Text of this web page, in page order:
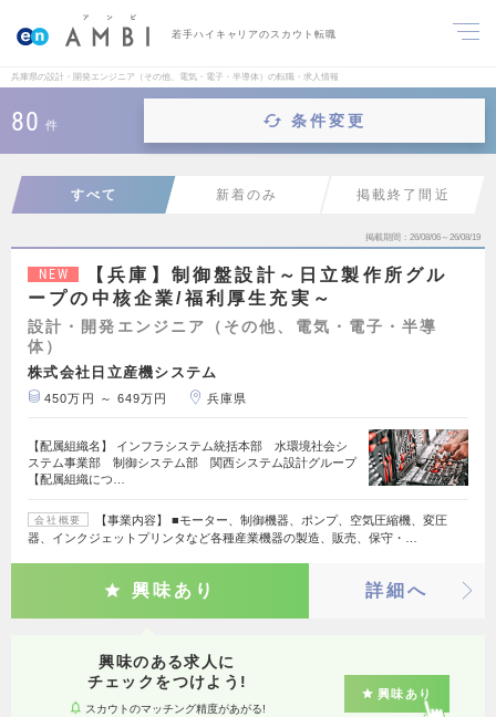
若手ハイキャリアのスカウト転職
兵庫県の設計・開発エンジニア（その他、電気・電子・半導体）の転職・求人情報
80 件 条件変更
すべて 新着のみ 掲載終了間近
掲載期間 26/08/06～26/08/19
NEW
【兵庫】制御盤設計～日立製作所グル
ープの中核企業/福利厚生充実～
設計・開発エンジニア（その他、電気・電子・半導
体）
株式会社日立産機システム
450万円 ～ 649万円 兵庫県
【配属組織名】 インフラシステム統括本部 水環境社会シ
ステム事業部 制御システム部 関西システム設計グループ
【配属組織につ…
会社概要
【事業内容】 ■モーター、制御機器、ポンプ、空気圧縮機、変圧
器、インクジェットプリンタなど各種産業機器の製造、販売、保守・…
興味あり 詳細へ
興味のある求人に
チェックをつけよう!
スカウトのマッチング精度があがる!
興味あり